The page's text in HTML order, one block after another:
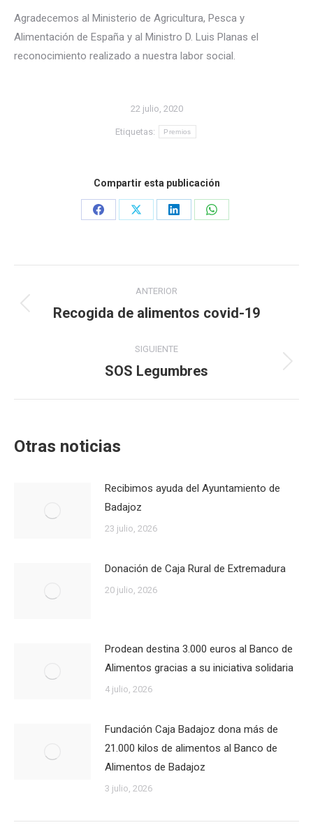
Agradecemos al Ministerio de Agricultura, Pesca y
Alimentación de España y al Ministro D. Luis Planas el
reconocimiento realizado a nuestra labor social.
22 julio, 2020
Etiquetas: Premios
Compartir esta publicación
Share
Share
Share
Share
entre
publicaciones
ANTERIOR
Publicación
Recogida de alimentos covid-19
SIGUIENTE
Publicación
SOS Legumbres
Otras noticias
Recibimos ayuda del Ayuntamiento de
Badajoz
23 julio, 2026
Donación de Caja Rural de Extremadura
20 julio, 2026
Prodean destina 3.000 euros al Banco de
Alimentos gracias a su iniciativa solidaria
4 julio, 2026
Fundación Caja Badajoz dona más de
21.000 kilos de alimentos al Banco de
Alimentos de Badajoz
3 julio, 2026